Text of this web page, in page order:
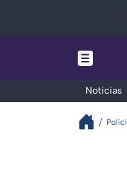
Noticias